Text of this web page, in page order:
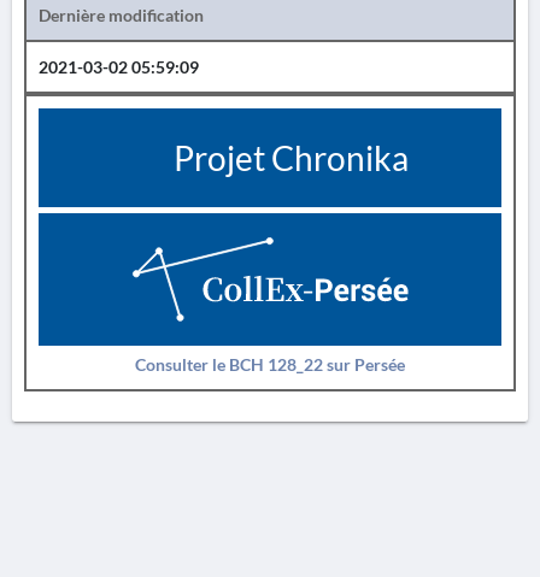
Dernière modification
2021-03-02 05:59:09
Projet Chronika
Consulter le BCH 128_22 sur Persée